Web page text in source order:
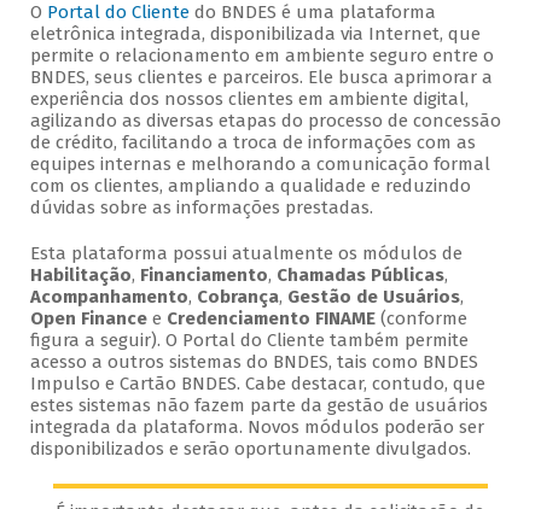
O Portal do Clientedo BNDES é uma plataforma
eletrônica integrada, disponibilizada via Internet, que
permite o relacionamento em ambiente seguro entre o
BNDES, seus clientes e parceiros. Ele busca aprimorar a
experiência dos nossos clientes em ambiente digital,
agilizando as diversas etapas do processo de concessão
de crédito, facilitando a troca de informações com as
equipes internas e melhorando a comunicação formal
com os clientes, ampliando a qualidade e reduzindo
dúvidas sobre as informações prestadas.
Esta plataforma possui atualmente os módulos de
Habilitação, Financiamento, Chamadas Públicas,
Acompanhamento, Cobrança, Gestão de Usuários,
Open Financee Credenciamento FINAME(conforme
figura a seguir). O Portal do Cliente também permite
acesso a outros sistemas do BNDES, tais como BNDES
Impulso e Cartão BNDES. Cabe destacar, contudo, que
estes sistemas não fazem parte da gestão de usuários
integrada da plataforma. Novos módulos poderão ser
disponibilizados e serão oportunamente divulgados.